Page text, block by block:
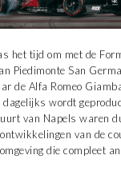
het tijd om met de
Piedimonte San
de Alfa Romeo
wordt
van Napels waren
van de
die compleet